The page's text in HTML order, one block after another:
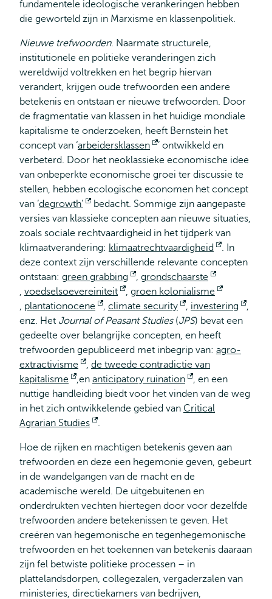
fundamentele ideologische verankeringen hebben
die geworteld zijn in Marxisme en klassenpolitiek.
Nieuwe trefwoorden. Naarmate structurele,
institutionele en politieke veranderingen zich
wereldwijd voltrekken en het begrip hiervan
verandert, krijgen oude trefwoorden een andere
betekenis en ontstaan er nieuwe trefwoorden. Door
de fragmentatie van klassen in het huidige mondiale
kapitalisme te onderzoeken, heeft Bernstein het
concept van ‘arbeidersklassen
Opent
extern
’ ontwikkeld en
verbeterd. Door het neoklassieke economische idee
van onbeperkte economische groei ter discussie te
stellen, hebben ecologische economen het concept
van ‘degrowth’
Opent
extern
bedacht. Sommige zijn aangepaste
versies van klassieke concepten aan nieuwe situaties,
zoals sociale rechtvaardigheid in het tijdperk van
klimaatverandering: klimaatrechtvaardigheid
Opent
extern
. In
deze context zijn verschillende relevante concepten
ontstaan: green grabbing
Opent
extern
, grondschaarste
Opent
extern
, voedselsoevereiniteit
Opent
extern
, groen kolonialisme
Opent
extern
, plantationocene
Opent
extern
, climate security
Opent
extern
, investering
,
enz. Het Journal of Peasant Studies(JPS) bevat een
gedeelte over belangrijke concepten, en heeft
trefwoorden gepubliceerd met inbegrip van: agro-
extractivisme
Opent
extern
, de tweede contradictie van
kapitalisme
Opent
extern
,en anticipatory ruination
Opent
extern
, en een
nuttige handleiding biedt voor het vinden van de weg
in het zich ontwikkelende gebied van Critical
Agrarian Studies
Opent
.
Hoe de rijken en machtigen betekenis geven aan
trefwoorden en deze een hegemonie geven, gebeurt
in de wandelgangen van de macht en de
academische wereld. De uitgebuitenen en
onderdrukten vechten hiertegen door voor dezelfde
trefwoorden andere betekenissen te geven. Het
creëren van hegemonische en tegenhegemonische
trefwoorden en het toekennen van betekenis daaraan
zijn fel betwiste politieke processen – in
plattelandsdorpen, collegezalen, vergaderzalen van
ministeries, directiekamers van bedrijven,